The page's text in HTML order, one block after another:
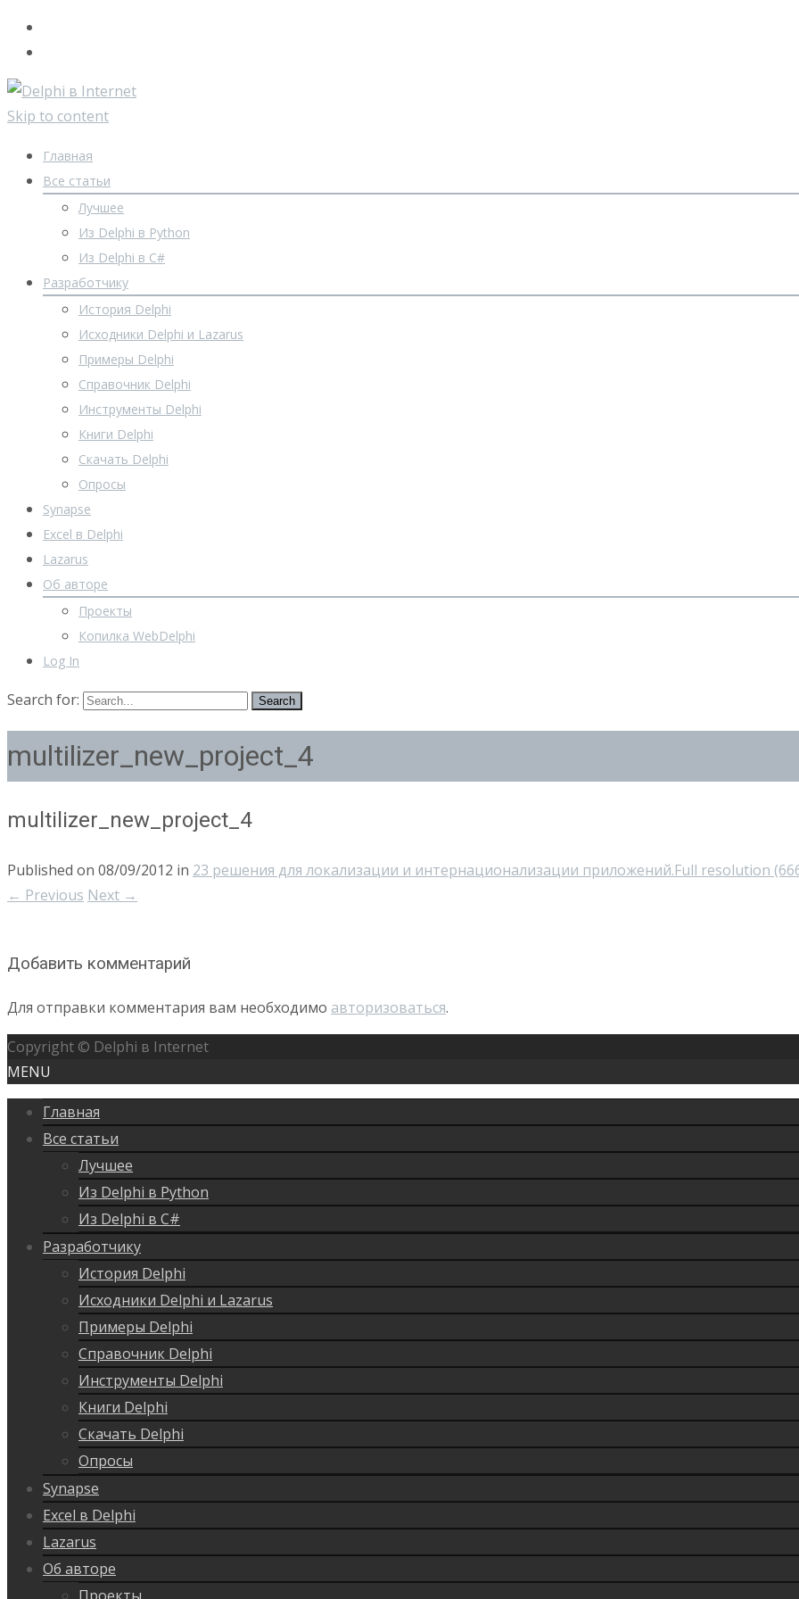
Skip to content
Главная
Все статьи
Лучшее
Из Delphi в Python
Из Delphi в C#
Разработчику
История Delphi
Исходники Delphi и Lazarus
Примеры Delphi
Справочник Delphi
Инструменты Delphi
Книги Delphi
Скачать Delphi
Опросы
Synapse
Excel в Delphi
Lazarus
Об авторе
Проекты
Копилка WebDelphi
Log In
Search for:
multilizer_new_project_4
multilizer_new_project_4
Published on 08/09/2012 in 23 решения для локализации и интернационализации приложений.Full resolution
← Previous Next →
Добавить комментарий
Для отправки комментария вам необходимо авторизоваться.
Copyright © Delphi в Internet
MENU
Главная
Все статьи
Лучшее
Из Delphi в Python
Из Delphi в C#
Разработчику
История Delphi
Исходники Delphi и Lazarus
Примеры Delphi
Справочник Delphi
Инструменты Delphi
Книги Delphi
Скачать Delphi
Опросы
Synapse
Excel в Delphi
Lazarus
Об авторе